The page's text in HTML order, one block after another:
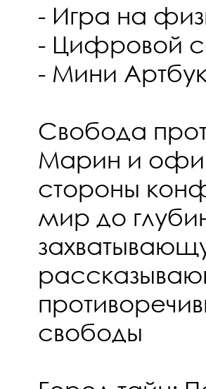
- Игра на
- Цифровой
- Мини
Свобода
Марин и
стороны
мир до
свободы